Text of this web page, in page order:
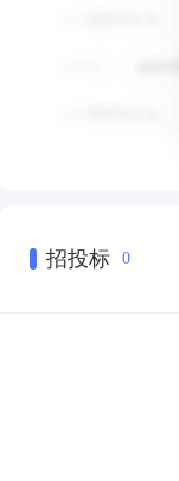
招投标 0